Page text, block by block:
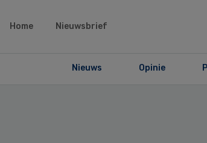
Home Nieuwsbrief
Nieuws Opinie